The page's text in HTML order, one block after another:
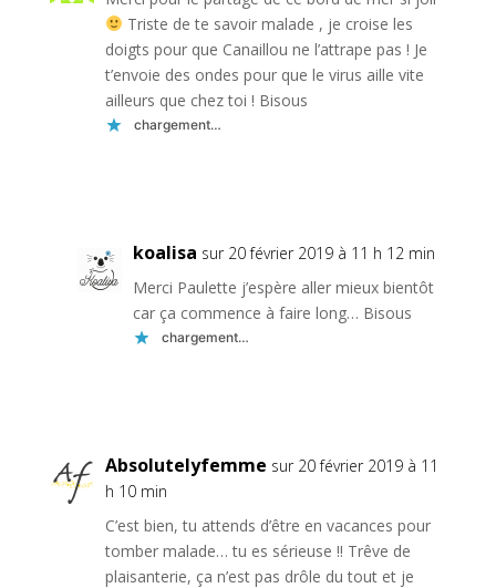
Triste de te savoir malade , je croise les
doigts pour que Canaillou ne l’attrape pas ! Je
t’envoie des ondes pour que le virus aille vite
ailleurs que chez toi ! Bisous
chargement…
koalisa sur 20 février 2019 à 11 h 12 min
Merci Paulette j’espère aller mieux bientôt
car ça commence à faire long… Bisous
chargement…
Absolutelyfemme sur 20 février 2019 à 11
h 10 min
C’est bien, tu attends d’être en vacances pour
tomber malade… tu es sérieuse !! Trêve de
plaisanterie, ça n’est pas drôle du tout et je